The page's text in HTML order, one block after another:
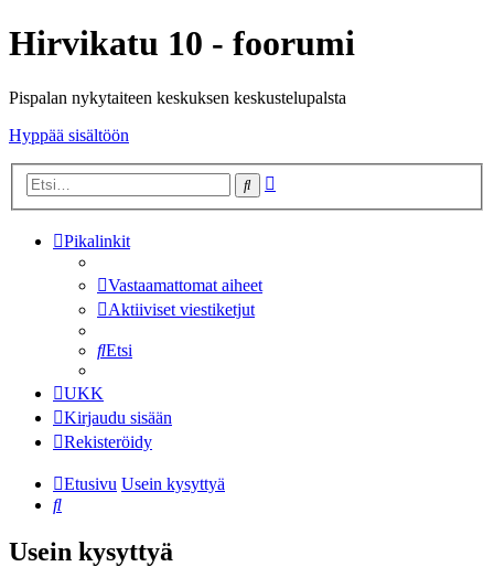
Hirvikatu 10 - foorumi
Pispalan nykytaiteen keskuksen keskustelupalsta
Hyppää sisältöön
Etsi
Pikalinkit
Vastaamattomat aiheet
Aktiiviset viestiketjut
Etsi
UKK
Kirjaudu sisään
Rekisteröidy
Etusivu Usein kysyttyä
Etsi
Usein kysyttyä